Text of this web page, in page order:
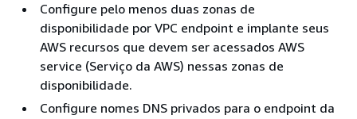
Configure pelo menos duas zonas de
disponibilidade por VPC endpoint e implante seus
AWS recursos que devem ser acessados AWS
service (Serviço da AWS) nessas zonas de
disponibilidade.
Configure nomes DNS privados para o endpoint da